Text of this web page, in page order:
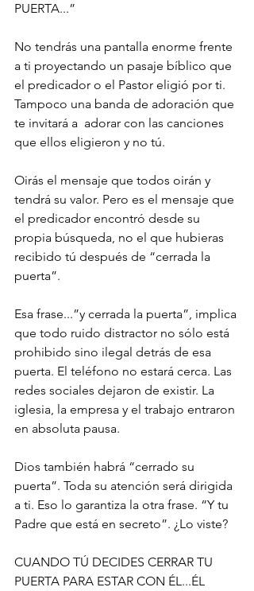
PUERTA...”
No tendrás una pantalla enorme frente
a ti proyectando un pasaje bíblico que
el predicador o el Pastor eligió por ti.
Tampoco una banda de adoración que
te invitará a  adorar con las canciones
que ellos eligieron y no tú.
Oirás el mensaje que todos oirán y
tendrá su valor. Pero es el mensaje que
el predicador encontró desde su
propia búsqueda, no el que hubieras
recibido tú después de “cerrada la
puerta”.
Esa frase...”y cerrada la puerta”, implica
que todo ruido distractor no sólo está
prohibido sino ilegal detrás de esa
puerta. El teléfono no estará cerca. Las
redes sociales dejaron de existir. La
iglesia, la empresa y el trabajo entraron
en absoluta pausa.
Dios también habrá “cerrado su
puerta”. Toda su atención será dirigida
a ti. Eso lo garantiza la otra frase. “Y tu
Padre que está en secreto”. ¿Lo viste?
CUANDO TÚ DECIDES CERRAR TU
PUERTA PARA ESTAR CON ÉL...ÉL